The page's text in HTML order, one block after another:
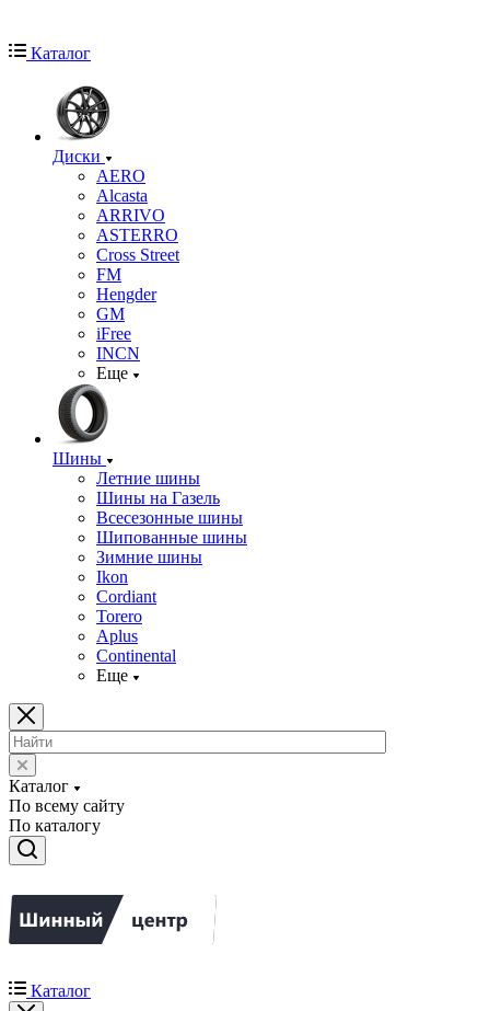
Каталог
Диски
AERO
Alcasta
ARRIVO
ASTERRO
Cross Street
FM
Hengder
GM
iFree
INCN
Еще
Шины
Летние шины
Шины на Газель
Всесезонные шины
Шипованные шины
Зимние шины
Ikon
Cordiant
Torero
Aplus
Continental
Еще
Каталог
По всему сайту
По каталогу
Каталог